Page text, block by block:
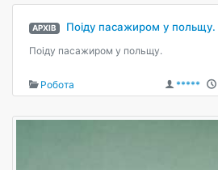
АРХІВ Поіду пасажиром у польщу.
Поіду пасажиром у польщу.
Робота *****